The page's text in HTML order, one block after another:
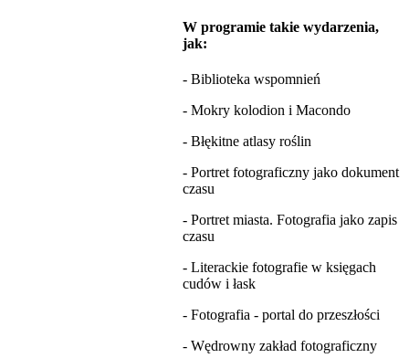
W programie takie wydarzenia,
jak:
- Biblioteka wspomnień
- Mokry kolodion i Macondo
- Błękitne atlasy roślin
- Portret fotograficzny jako dokument
czasu
- Portret miasta. Fotografia jako zapis
czasu
- Literackie fotografie w księgach
cudów i łask
- Fotografia - portal do przeszłości
- Wędrowny zakład fotograficzny